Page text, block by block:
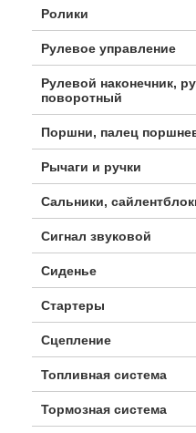
Ролики
Рулевое управление
Рулевой наконечник,
поворотный
Поршни, палец
Рычаги и ручки
Сальники,
Сигнал звуковой
Сиденье
Стартеры
Сцепление
Топливная система
Тормозная система